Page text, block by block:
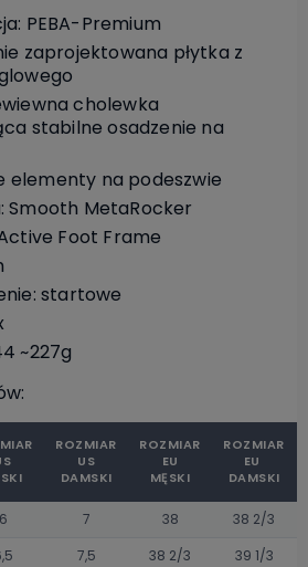
PEBA-Premium
zaprojektowana płytka z
cholewka
stabilne osadzenie na
elementy na podeszwie
Smooth MetaRocker
Foot Frame
startowe
~227g
ROZMIAR
US
DAMSKI
ROZMIAR
EU
MĘSKI
ROZMIAR
EU
DAMSKI
6 7 38 38 2/3
7,5 38 2/3 39 1/3